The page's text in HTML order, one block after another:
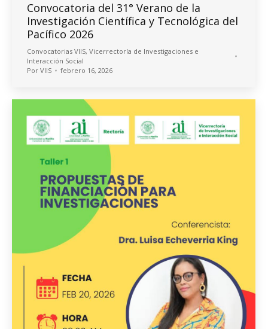
Convocatoria del 31° Verano de la
Investigación Científica y Tecnológica del
Pacífico 2026
Convocatorias VIIS, Vicerrectoría de Investigaciones e
Interacción Social
Por VIIS febrero 16, 2026